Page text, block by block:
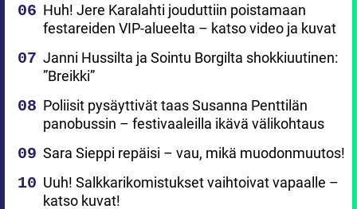
Huh! Jere Karalahti jouduttiin poistamaan
festareiden VIP-alueelta – katso video ja kuvat
Janni Hussilta ja Sointu Borgilta shokkiuutinen:
”Breikki”
Poliisit pysäyttivät taas Susanna Penttilän
panobussin – festivaaleilla ikävä välikohtaus
Sara Sieppi repäisi – vau, mikä muodonmuutos!
Uuh! Salkkarikomistukset vaihtoivat vapaalle –
katso kuvat!